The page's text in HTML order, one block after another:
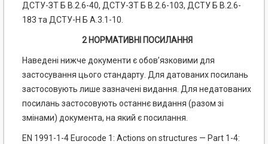
ДСТУ-ЗТ Б В.2.6-40, ДСТУ-ЗТ Б В.2.6-103, ДСТУ Б В.2.6-
183 та ДСТУ-Н Б А.3.1-10.
2 НОРМАТИВНІ ПОСИЛАННЯ
Наведені нижче документи є обов’язковими для
застосування цього стандарту. Для датованих посилань
застосовують лише зазначені видання. Для недатованих
посилань застосовують останнє видання (разом зі
змінами) документа, на який є посилання.
EN 1991-1-4 Eurocode 1: Actions on structures — Part 1-4: